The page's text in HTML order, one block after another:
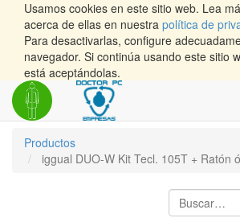
Usamos cookies en este sitio web. Lea
acerca de ellas en nuestra política de
Para desactivarlas, configure
navegador. Si continúa usando este sitio
está aceptándolas.
Productos
iggual DUO-W Kit Tecl. 105T + Ratón